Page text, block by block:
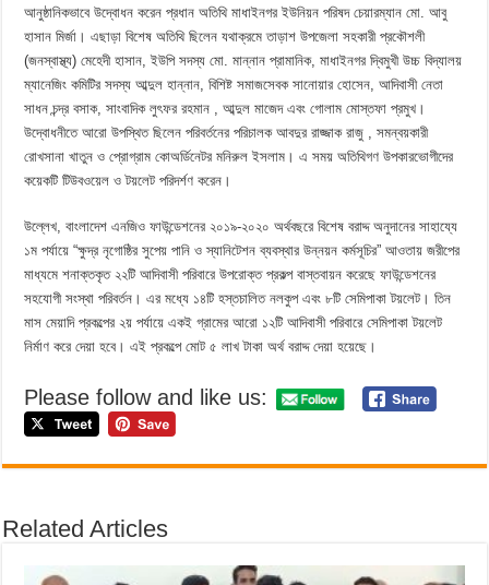
আনুষ্ঠানিকভাবে উদ্বোধন করেন প্রধান অতিথি মাধাইনগর ইউনিয়ন পরিষদ চেয়ারম্যান মো. আবু
হাসান মির্জা। এছাড়া বিশেষ অতিথি ছিলেন যথাক্রমে তাড়াশ উপজেলা সহকারী প্রকৌশলী
(জনস্বাস্থ্য) মেহেদী হাসান, ইউপি সদস্য মো. মান্নান প্রামানিক, মাধাইনগর দ্বিমুখী উচ্চ বিদ্যালয়
ম্যানেজিং কমিটির সদস্য আব্দুল হান্নান, বিশিষ্ট সমাজসেবক সানোয়ার হোসেন, আদিবাসী নেতা
সাধন চন্দ্র বসাক, সাংবাদিক লুৎফর রহমান , আব্দুল মাজেদ এবং গোলাম মোস্তফা প্রমুখ।
উদ্বোধনীতে আরো উপস্থিত ছিলেন পরিবর্তনের পরিচালক আবদুর রাজ্জাক রাজু , সমন্বয়কারী
রোখসানা খাতুন ও প্রোগ্রাম কোঅর্ডিনেটর মনিরুল ইসলাম। এ সময় অতিথিগণ উপকারভোগীদের
কয়েকটি টিউবওয়েল ও টয়লেট পরিদর্শণ করেন।
উল্লেখ, বাংলাদেশ এনজিও ফাউন্ডেশনের ২০১৯-২০২০ অর্থবছরে বিশেষ বরাদ্দ অনুদানের সাহায্যে
১ম পর্যায়ে “ক্ষুদ্র নৃগোষ্ঠির সুপেয় পানি ও স্যানিটেশন ব্যবস্থার উন্নয়ন কর্মসূচির” আওতায় জরীপের
মাধ্যমে শনাক্তকৃত ২২টি আদিবাসী পরিবারে উপরোক্ত প্রকল্প বাস্তবায়ন করেছে ফাউন্ডেশনের
সহযোগী সংস্থা পরিবর্তন। এর মধ্যে ১৪টি হস্তচালিত নলকুপ এবং ৮টি সেমিপাকা টয়লেট। তিন
মাস মেয়াদি প্রকল্পের ২য় পর্যায়ে একই গ্রামের আরো ১২টি আদিবাসী পরিবারে সেমিপাকা টয়লেট
নির্মাণ করে দেয়া হবে। এই প্রকল্পে মোট ৫ লাখ টাকা অর্থ বরাদ্দ দেয়া হয়েছে।
Please follow and like us:
Related Articles